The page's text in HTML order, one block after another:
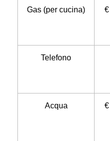
Gas (per cucina)
Telefono
Acqua